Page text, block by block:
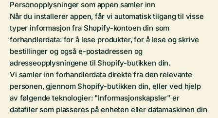
Personopplysninger som appen samler inn
Når du installerer appen, får vi automatisk tilgang til visse
typer informasjon fra Shopify-kontoen din som
forhandlerdata: for å lese produkter, for å lese og skrive
bestillinger og også e-postadressen og
adresseopplysningene til Shopify-butikken din.
Vi samler inn forhandlerdata direkte fra den relevante
personen, gjennom Shopify-butikken din, eller ved hjelp
av følgende teknologier: "Informasjonskapsler" er
datafiler som plasseres på enheten eller datamaskinen din